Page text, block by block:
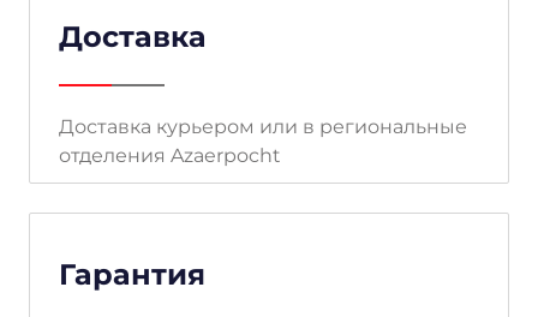
Доставка
Доставка курьером или в региональные
отделения Azaerpocht
Гарантия